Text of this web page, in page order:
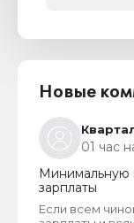
Новые
01 час
Минимальную
зарплаты
Если всем